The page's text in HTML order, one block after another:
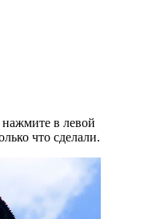
в левой
что сделали.